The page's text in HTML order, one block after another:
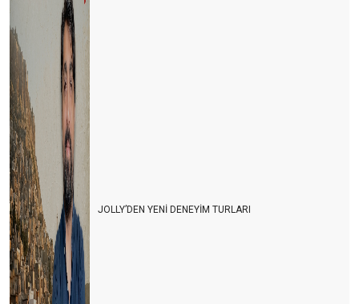
JOLLY’DEN YENİ DENEYİM TURLARI